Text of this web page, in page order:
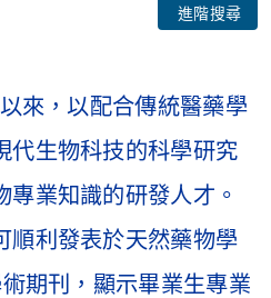
進階搜尋
來，以配合傳統醫藥學
代生物科技的科學研究
專業知識的研發人才。
順利發表於天然藥物學
期刊，顯示畢業生專業